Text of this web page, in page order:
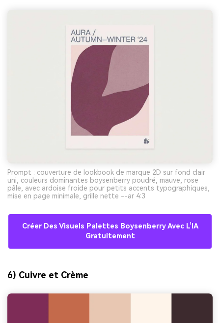
Prompt : couverture de lookbook de marque 2D sur fond clair
uni, couleurs dominantes boysenberry poudré, mauve, rose
pâle, avec ardoise froide pour petits accents typographiques,
mise en page minimale, grille nette --ar 4:3
Créer Des Visuels Palettes Boysenberry Avec L’IA
Gratuitement
6) Cuivre et Crème